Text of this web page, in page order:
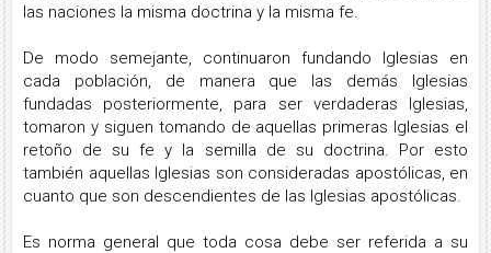
las naciones la misma doctrina y la misma fe.
De modo semejante, continuaron fundando Iglesias en
cada población, de manera que las demás Iglesias
fundadas posteriormente, para ser verdaderas Iglesias,
tomaron y siguen tomando de aquellas primeras Iglesias el
retoño de su fe y la semilla de su doctrina. Por esto
también aquellas Iglesias son consideradas apostólicas, en
cuanto que son descendientes de las Iglesias apostólicas.
Es norma general que toda cosa debe ser referida a su